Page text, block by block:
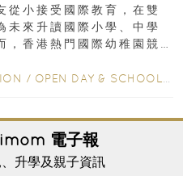
從小接受國際教育，在雙
未來升讀國際小學、中學
，香港熱門國際幼稚園競
/ OPEN DAY & SCHOOL EVENTS
電子報
升學及親子資訊